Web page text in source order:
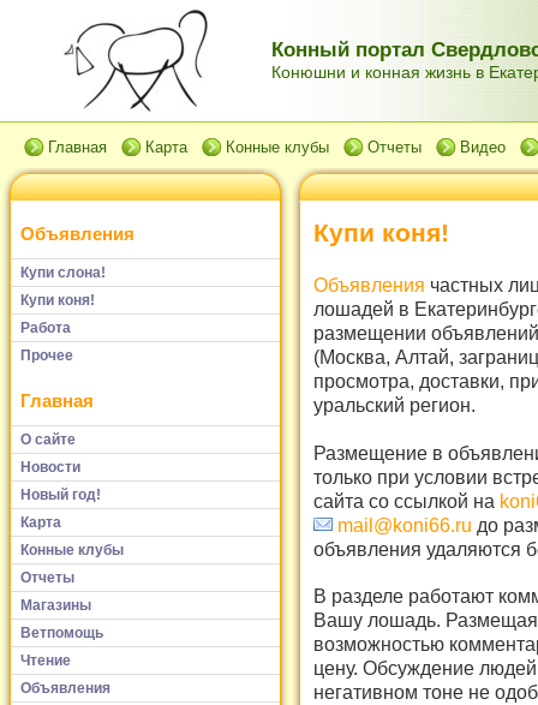
Конный портал
Конюшни и конная жизнь в
Главная Карта Конные клубы Отчеты Видео
Объявления
Купи слона!
Купи коня!
Работа
Прочее
Главная
О сайте
Новости
Новый год!
Карта
Конные клубы
Отчеты
Магазины
Ветпомощь
Чтение
Объявления
Купи коня!
Объявления частных
лошадей в
размещении
(Москва, Алтай,
просмотра, доставки,
уральский регион.
Размещение в
только при условии
сайта со ссылкой на
mail@koni66.ru до
объявления удаляются
В разделе работают
Вашу лошадь. Размещая
возможностью
цену. Обсуждение
негативном тоне не